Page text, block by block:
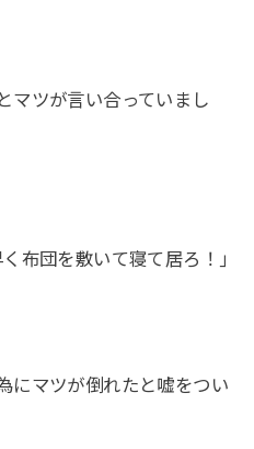
マツが言い合っていまし
布団を敷いて寝て居ろ！｣
にマツが倒れたと嘘をつい